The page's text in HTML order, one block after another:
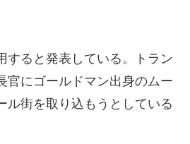
すると発表している。トラン
官にゴールドマン出身のムー
ル街を取り込もうとしている